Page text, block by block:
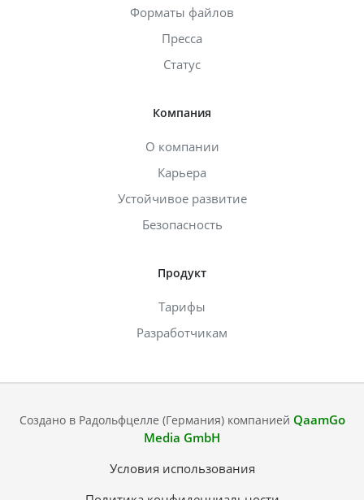
Форматы файлов
Пресса
Статус
Компания
О компании
Карьера
Устойчивое развитие
Безопасность
Продукт
Тарифы
Разработчикам
Создано в Радольфцелле (Германия) компанией QaamGo
Media GmbH
Условия использования